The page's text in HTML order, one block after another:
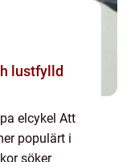
elcykel Att
populärt i
söker